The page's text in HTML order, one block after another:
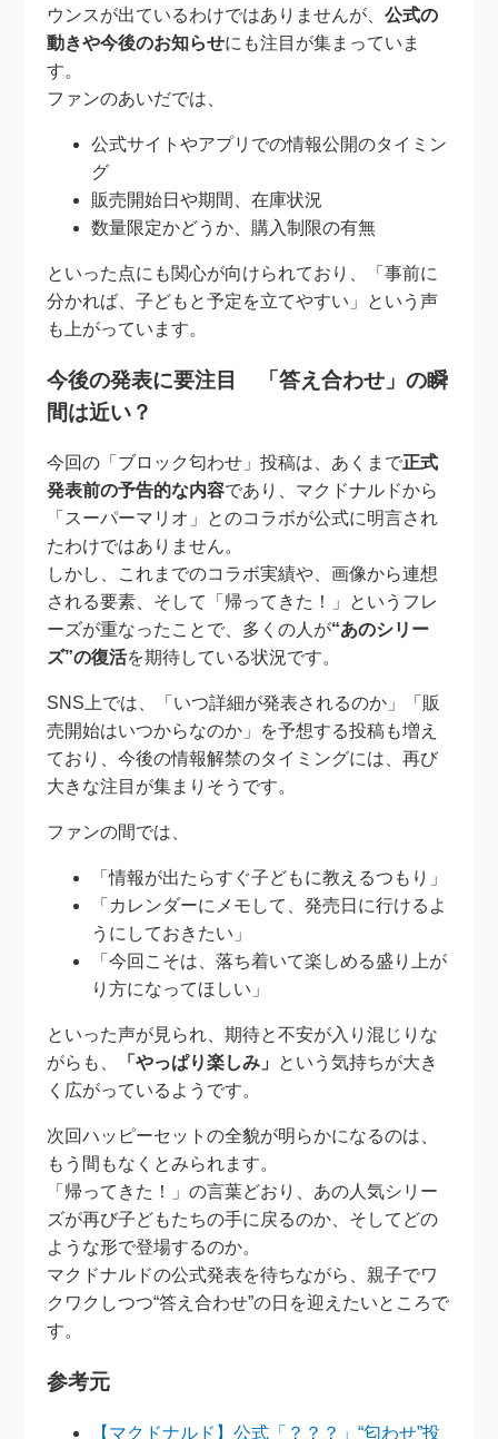
ウンスが出ているわけではありませんが、公式の
動きや今後のお知らせにも注目が集まっていま
す。
ファンのあいだでは、
公式サイトやアプリでの情報公開のタイミン
グ
販売開始日や期間、在庫状況
数量限定かどうか、購入制限の有無
といった点にも関心が向けられており、「事前に
分かれば、子どもと予定を立てやすい」という声
も上がっています。
今後の発表に要注目 「答え合わせ」の瞬
間は近い？
今回の「ブロック匂わせ」投稿は、あくまで正式
発表前の予告的な内容であり、マクドナルドから
「スーパーマリオ」とのコラボが公式に明言され
たわけではありません。
しかし、これまでのコラボ実績や、画像から連想
される要素、そして「帰ってきた！」というフレ
ーズが重なったことで、多くの人が“あのシリー
ズ”の復活を期待している状況です。
SNS上では、「いつ詳細が発表されるのか」「販
売開始はいつからなのか」を予想する投稿も増え
ており、今後の情報解禁のタイミングには、再び
大きな注目が集まりそうです。
ファンの間では、
「情報が出たらすぐ子どもに教えるつもり」
「カレンダーにメモして、発売日に行けるよ
うにしておきたい」
「今回こそは、落ち着いて楽しめる盛り上が
り方になってほしい」
といった声が見られ、期待と不安が入り混じりな
がらも、
「やっぱり楽しみ」 という気持ちが大き
く広がっているようです。
次回ハッピーセットの全貌が明らかになるのは、
もう間もなくとみられます。
「帰ってきた！」の言葉どおり、あの人気シリー
ズが再び子どもたちの手に戻るのか、そしてどの
ような形で登場するのか。
マクドナルドの公式発表を待ちながら、親子でワ
クワクしつつ“答え合わせ”の日を迎えたいところで
す。
参考元
【マクドナルド】公式「？？？」“匂わせ”投